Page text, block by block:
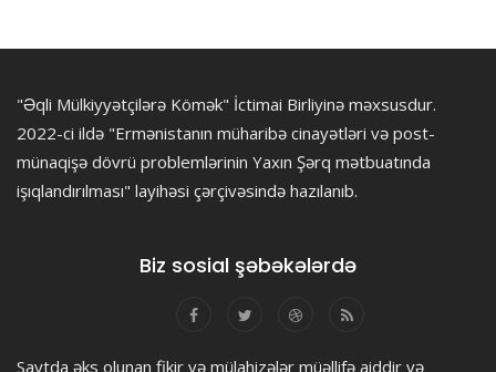
"Əqli Mülkiyyətçilərə Kömək" İctimai Birliyinə məxsusdur.
2022-ci ildə "Ermənistanın müharibə cinayətləri və post-
münaqişə dövrü problemlərinin Yaxın Şərq mətbuatında
işıqlandırılması" layihəsi çərçivəsində hazılanıb.
Biz sosial şəbəkələrdə
Saytda əks olunan fikir və mülahizələr müəllifə aiddir və